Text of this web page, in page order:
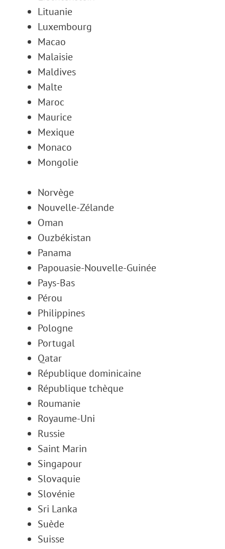
Lituanie
Luxembourg
Macao
Malaisie
Maldives
Malte
Maroc
Maurice
Mexique
Monaco
Mongolie
Norvège
Nouvelle-Zélande
Oman
Ouzbékistan
Panama
Papouasie-Nouvelle-Guinée
Pays-Bas
Pérou
Philippines
Pologne
Portugal
Qatar
République dominicaine
République tchèque
Roumanie
Royaume-Uni
Russie
Saint Marin
Singapour
Slovaquie
Slovénie
Sri Lanka
Suède
Suisse